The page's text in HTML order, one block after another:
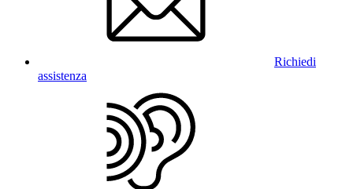
Richiedi
assistenza